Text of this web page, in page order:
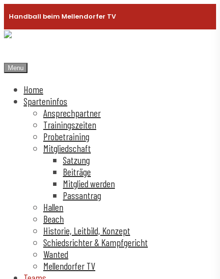
Handball beim Mellendorfer TV
Menu
Home
Sparteninfos
Ansprechpartner
Trainingszeiten
Probetraining
Mitgliedschaft
Satzung
Beiträge
Mitglied werden
Passantrag
Hallen
Beach
Historie, Leitbild, Konzept
Schiedsrichter & Kampfgericht
Wanted
Mellendorfer TV